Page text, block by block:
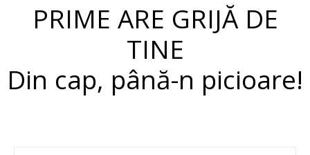
PRIME ARE GRIJĂ DE
TINE
Din cap, până-n picioare!